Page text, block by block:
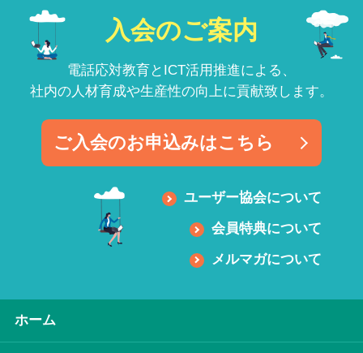
入会のご案内
電話応対教育とICT活用推進による、
社内の人材育成や生産性の向上に貢献致します。
ご入会のお申込みはこちら
ユーザー協会について
会員特典について
メルマガについて
ホーム